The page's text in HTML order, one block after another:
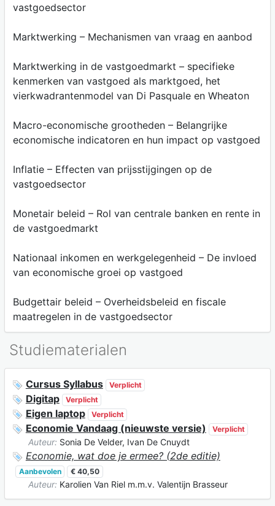
vastgoedsector
Marktwerking – Mechanismen van vraag en aanbod
Marktwerking in de vastgoedmarkt – specifieke
kenmerken van vastgoed als marktgoed, het
vierkwadrantenmodel van Di Pasquale en Wheaton
Macro-economische grootheden – Belangrijke
economische indicatoren en hun impact op vastgoed
Inflatie – Effecten van prijsstijgingen op de
vastgoedsector
Monetair beleid – Rol van centrale banken en rente in
de vastgoedmarkt
Nationaal inkomen en werkgelegenheid – De invloed
van economische groei op vastgoed
Budgettair beleid – Overheidsbeleid en fiscale
maatregelen in de vastgoedsector
Studiematerialen
Cursus Syllabus Verplicht
Digitap Verplicht
Eigen laptop Verplicht
Economie Vandaag (nieuwste versie) Verplicht
Auteur: Sonia De Velder, Ivan De Cnuydt
Economie, wat doe je ermee? (2de editie)
Aanbevolen € 40,50
Auteur: Karolien Van Riel m.m.v. Valentijn Brasseur